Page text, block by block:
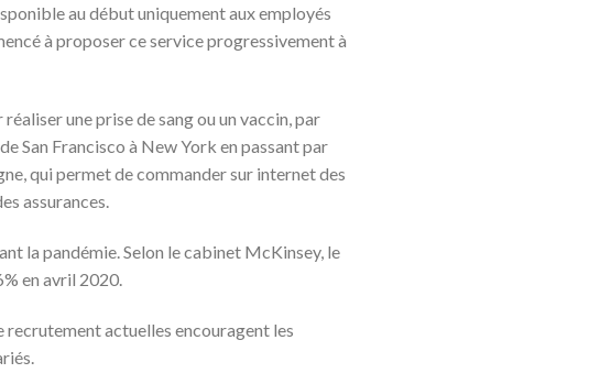
au début uniquement aux employés
à proposer ce service progressivement à
une prise de sang ou un vaccin, par
San Francisco à New York en passant par
qui permet de commander sur internet des
assurances.
la pandémie. Selon le cabinet McKinsey, le
en avril 2020.
recrutement actuelles encouragent les